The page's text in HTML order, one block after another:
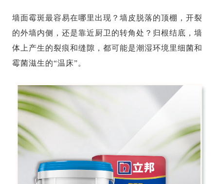
墙面霉斑最容易在哪里出现？墙皮脱落的顶棚，开裂
的外墙内侧，还是靠近厨卫的转角处？归根结底，墙
体上产生的裂痕和缝隙，都可能是潮湿环境里细菌和
霉菌滋生的“温床”。